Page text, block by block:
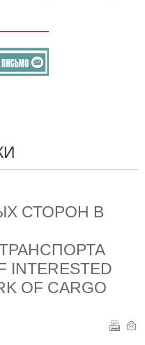
СТОРОН В
INTERESTED
OF CARGO